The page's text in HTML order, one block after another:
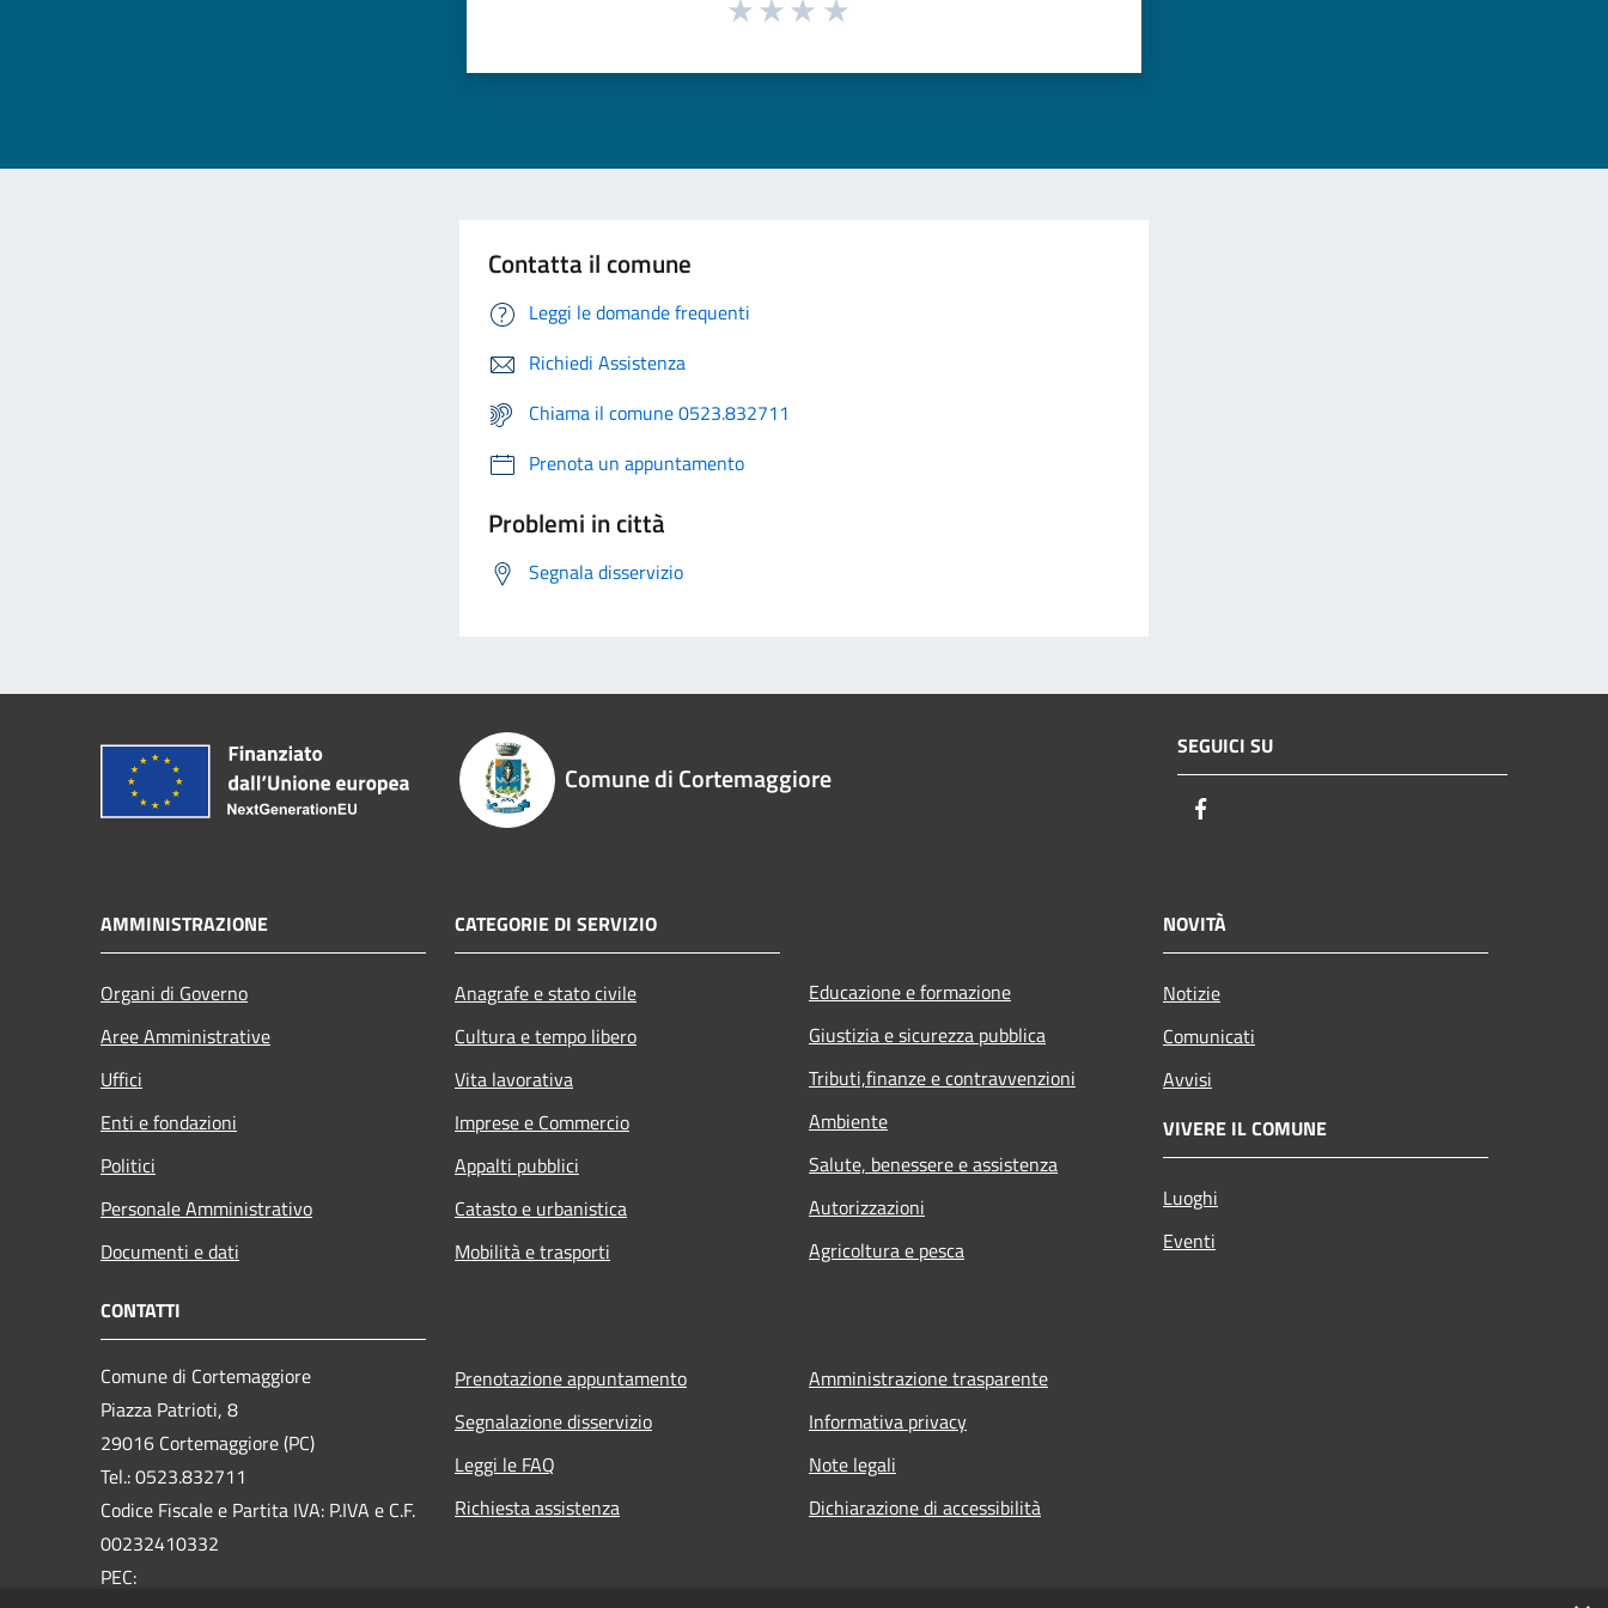
Contatta il comune
Leggi le domande frequenti
Richiedi Assistenza
Chiama il comune 0523.832711
Prenota un appuntamento
Problemi in città
Segnala disservizio
Comune di Cortemaggiore
SEGUICI SU
AMMINISTRAZIONE
Organi di Governo
Aree Amministrative
Uffici
Enti e fondazioni
Politici
Personale Amministrativo
Documenti e dati
CATEGORIE DI SERVIZIO
Anagrafe e stato civile
Cultura e tempo libero
Vita lavorativa
Imprese e Commercio
Appalti pubblici
Catasto e urbanistica
Mobilità e trasporti
Educazione e formazione
Giustizia e sicurezza pubblica
Tributi,finanze e contravvenzioni
Ambiente
Salute, benessere e assistenza
Autorizzazioni
Agricoltura e pesca
NOVITÀ
Notizie
Comunicati
Avvisi
VIVERE IL COMUNE
Luoghi
Eventi
CONTATTI
Comune di Cortemaggiore
Piazza Patrioti, 8
29016 Cortemaggiore (PC)
Tel.: 0523.832711
Codice Fiscale e Partita IVA: P.IVA e C.F.
00232410332
PEC:
Prenotazione appuntamento
Segnalazione disservizio
Leggi le FAQ
Richiesta assistenza
Amministrazione trasparente
Informativa privacy
Note legali
Dichiarazione di accessibilità